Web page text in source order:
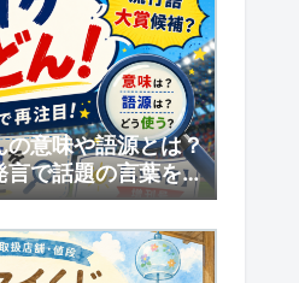
意味や語源とは？
で話題の言葉を調
日】増刊号